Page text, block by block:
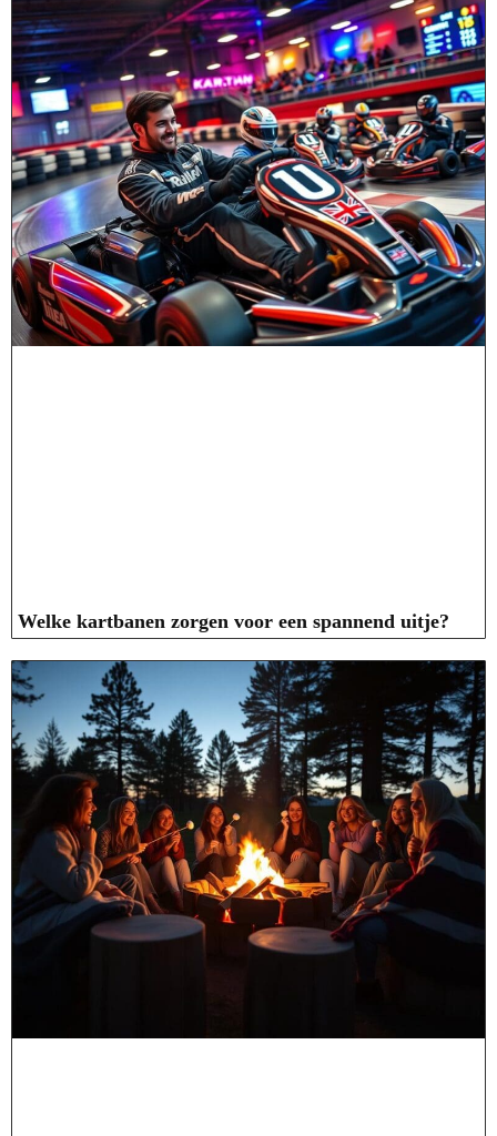
Welke kartbanen zorgen voor een spannend uitje?